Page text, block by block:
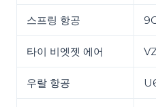
스프링 항공
타이 비엣젯 에어
우랄 항공